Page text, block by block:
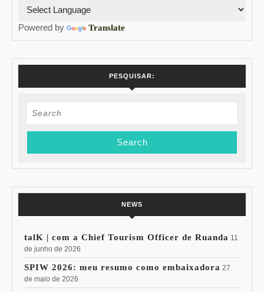
Powered by Translate
PESQUISAR:
Search
NEWS
talK | com a Chief Tourism Officer de Ruanda 11
de junho de 2026
SPIW 2026: meu resumo como embaixadora 27
de maio de 2026